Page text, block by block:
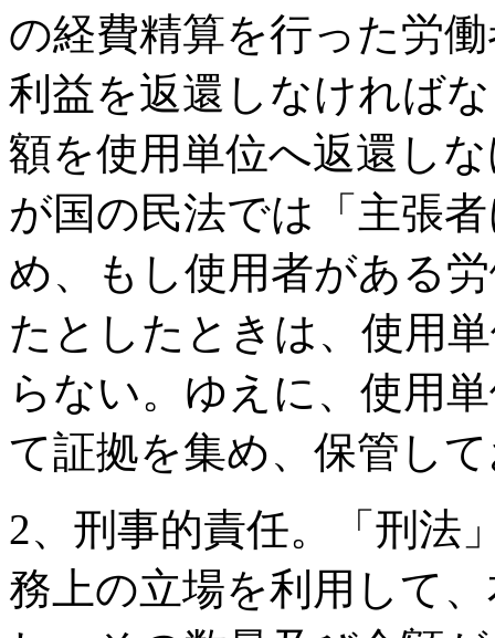
の経費精算を行った労
利益を返還しなければ
額を使用単位へ返還し
が国の民法では「主張
め、もし使用者がある
たとしたときは、使用
らない。ゆえに、使用
て証拠を集め、保管し
2、刑事的責任。「刑法
務上の立場を利用して